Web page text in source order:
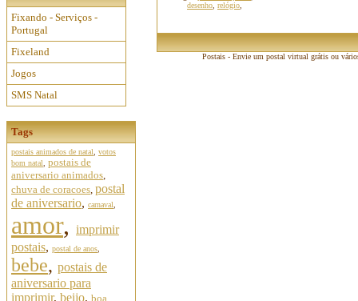
Fixando - Serviços -
Portugal
Fixeland
Jogos
SMS Natal
Tags
postais animados de natal
votos
bom natal
postais de
aniversario animados,
chuva de coracoes, postal
de aniversario, carnaval
amor, imprimir
postais, postal de anos
bebe, postais de
aniversario para
imprimir, beijo, boa
desenho relógio
Postais - Envie um postal virtual grátis ou